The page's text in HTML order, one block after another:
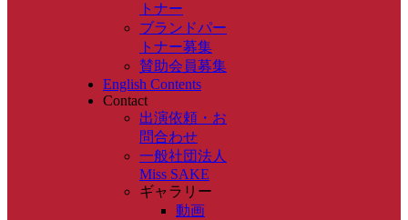
トナー
ブランドパー
トナー募集
賛助会員募集
English Contents
Contact
出演依頼・お
問合わせ
一般社団法人
Miss SAKE
ギャラリー
動画